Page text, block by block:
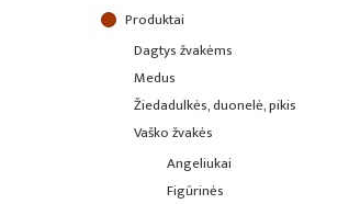
produktai
dagtys žvakėms
medus
žiedadulkės, duonelė, pikis
vaško žvakės
angeliukai
figūrinės